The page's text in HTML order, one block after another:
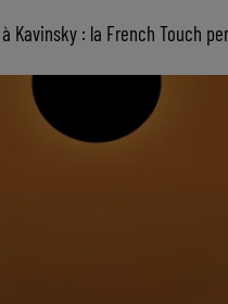
à Kavinsky : la French Touch